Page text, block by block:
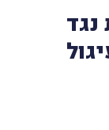
נגד